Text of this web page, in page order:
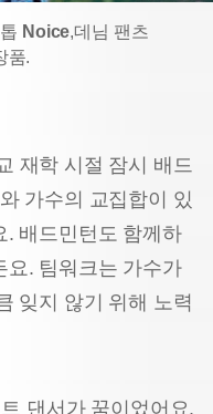
Noice,데님 팬츠
품.
재학 시절 잠시 배드
가수의 교집합이 있
. 배드민턴도 함께하
요. 팀워크는 가수가
잊지 않기 위해 노력
댄서가 꿈이었어요.